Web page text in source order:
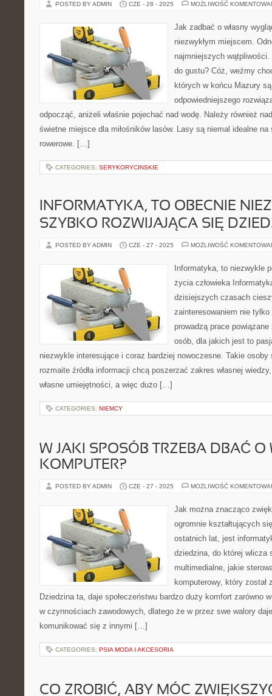
POSTED BY ADMIN CZE - 28 - 2025 MOŻLIWOŚĆ
Jak zadbać o własny
niezwykłym miejscem.
najmniejszych wątpliwości.
do gustu? Cóż, weźmy
których w końcu Mazury
odpowiedniejszego
odpocząć, aniżeli właśnie pojechać nad wodę. Należy również
świetne miejsce dla miłośników lasów. Lasy są niemal idealne
rowerowe. […]
CATEGORIES: SERYKORYCINSKIE
INFORMATYKA, TO OBECNIE
SZYBKO ROZWIJAJĄCA SIĘ
POSTED BY ADMIN CZE - 27 - 2025 MOŻLIWOŚĆ
Informatyka, to niezwykle
życia człowieka
dzisiejszych czasach
zainteresowaniem nie
prowadzą prace
osób, dla jakich jest to
niezwykle interesujące i coraz bardziej nowoczesne. Takie
rozmaite źródła informacji chcą poszerzać zakres własnej
własne umiejętności, a więc dużo […]
CATEGORIES: NIEMCY
W JAKI SPOSÓB TRZEBA DBAĆ O
KOMPUTER?
POSTED BY ADMIN CZE - 27 - 2025 MOŻLIWOŚĆ
Jak można znacząco
ogromnie kształtujących
ostatnich lat, jest
dziedzina, do której wlicza
multimedialne, jakie
komputerowy, który został
Dziedzina ta, daje społeczeństwu bardzo duży komfort zarówno
w czynnościach zawodowych, dlatego że w przez swe walory
komunikować się z innymi […]
CATEGORIES: PSIA MODA I AKCESORIA
CO ZROBIĆ, ABY MÓC